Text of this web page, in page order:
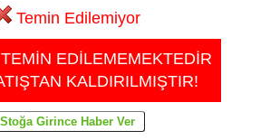
Temin Edilemiyor
EDİLEMEMEKTEDİR
KALDIRILMIŞTIR!